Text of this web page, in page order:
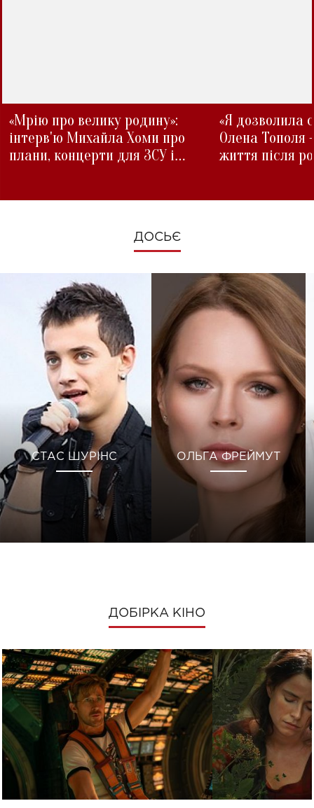
«Мрію про велику родину»:
інтерв'ю Михайла Хоми про
плани, концерти для ЗСУ і
«Я дозволила
Олена Тополя
життя після
ДОСЬЄ
СТАС ШУРІНС ОЛЬГА ФРЕЙМУТ
ДОБІРКА КІНО